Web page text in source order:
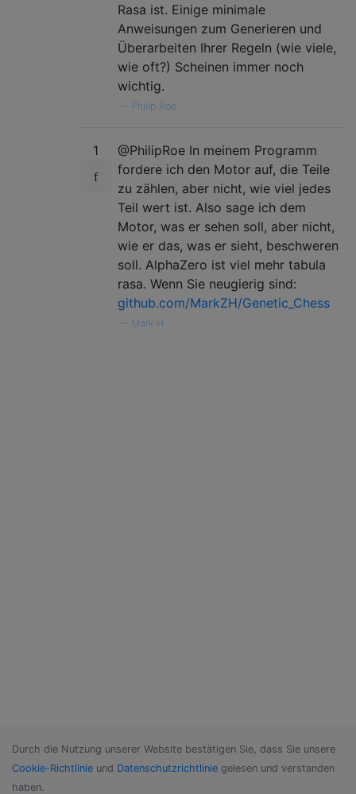
Rasa ist. Einige minimale
Anweisungen zum Generieren und
Überarbeiten Ihrer Regeln (wie viele,
wie oft?) Scheinen immer noch
wichtig.
Philip Roe
1
@PhilipRoe In meinem Programm
fordere ich den Motor auf, die Teile
zu zählen, aber nicht, wie viel jedes
Teil wert ist. Also sage ich dem
Motor, was er sehen soll, aber nicht,
wie er das, was er sieht, beschweren
soll. AlphaZero ist viel mehr tabula
rasa. Wenn Sie neugierig sind:
github.com/MarkZH/Genetic_Chess
Mark H
Durch die Nutzung unserer Website bestätigen Sie, dass Sie unsere
Cookie-Richtlinie und Datenschutzrichtlinie gelesen und verstanden
haben.